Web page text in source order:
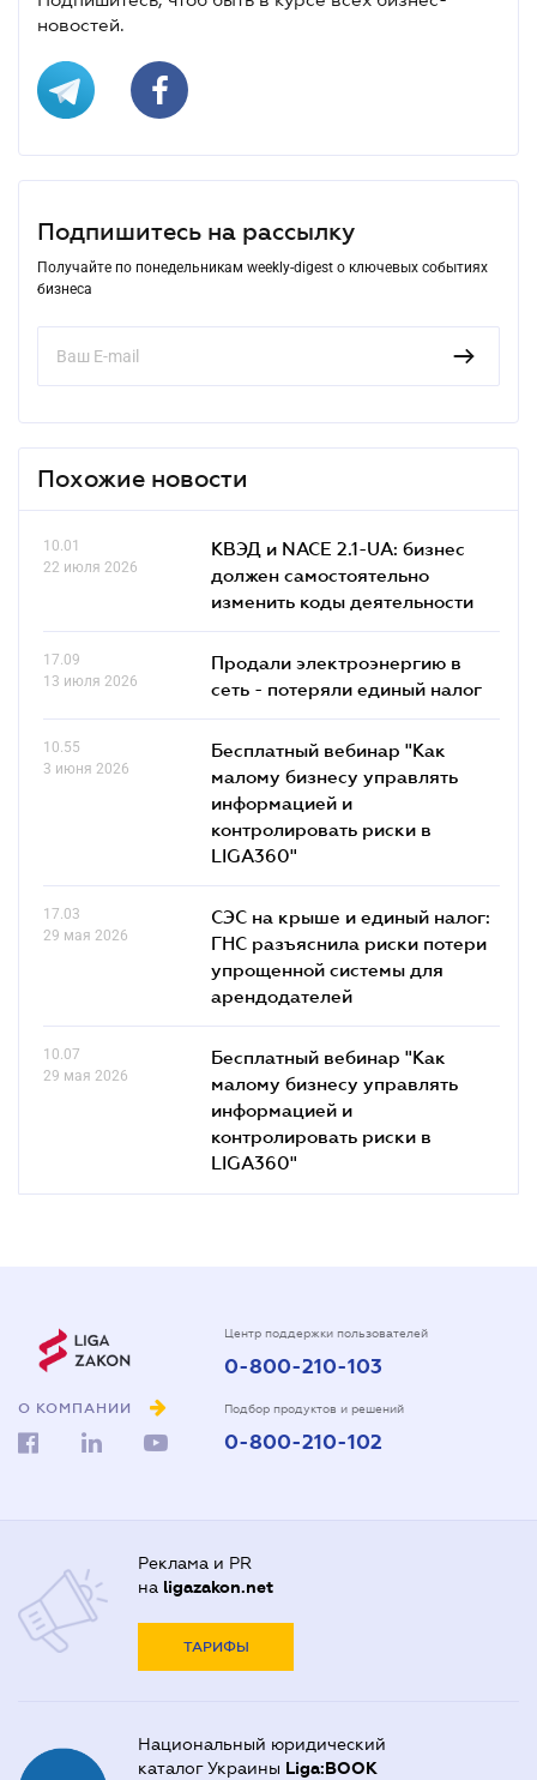
новостей.
Подпишитесь на рассылку
Получайте по понедельникам weekly-digest о ключевых событиях
бизнеса
Похожие новости
10.01
22 июля 2026
КВЭД и NACE 2.1-UA: бизнес
должен самостоятельно
изменить коды деятельности
17.09
13 июля 2026
Продали электроэнергию в
сеть - потеряли единый налог
10.55
3 июня 2026
Бесплатный вебинар "Как
малому бизнесу управлять
информацией и
контролировать риски в
LIGA360"
17.03
29 мая 2026
СЭС на крыше и единый налог:
ГНС разъяснила риски потери
упрощенной системы для
арендодателей
10.07
29 мая 2026
Бесплатный вебинар "Как
малому бизнесу управлять
информацией и
контролировать риски в
LIGA360"
О КОМПАНИИ
Центр поддержки пользователей
0-800-210-103
Подбор продуктов и решений
0-800-210-102
Реклама и PR
на ligazakon.net
ТАРИФЫ
Национальный юридический
каталог Украины Liga:BOOK